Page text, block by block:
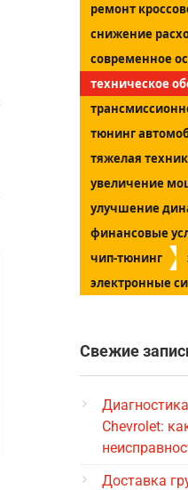
ремонт
снижение
современное
техническое
тюнинг
тяжелая
увеличение
улучшение
финансовые
чип-тюнинг
электронные
Свежие
Chevrolet:
Доставка